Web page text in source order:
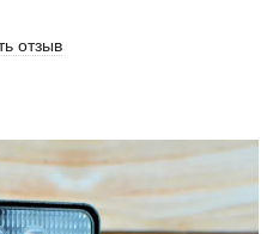
отзыв